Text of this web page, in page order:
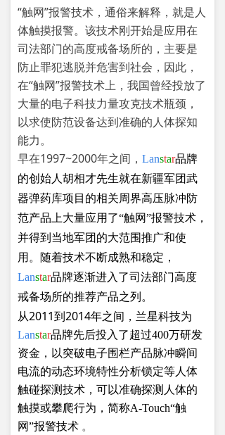
“触网”报警技术，通俗来解释，就是人
体触摸报警。该技术刚开始是应用在
司法部门的高度戒备场所的，主要是
防止罪犯逃脱并危害到社会，因此，
在“触网”报警技术上，我国曾经投放了
大量的电子科技力量攻克技术瓶颈，
以求使防范设备达到准确的人体探知
能力。
早在1997~2000年之间， Lanstar品牌
的创始人胡相才先生就在新疆军团武
器弹药库项目的相关周界高压脉冲防
范产品上大量应用了“触网”报警技术，
并得到当地军团的大范围推广和使
用。随着技术不断成熟和稳定，
Lanstar品牌逐渐进入了司法部门高度
戒备场所的推荐产品之列。
从2011到2014年之间，兰星科技为
Lanstar品牌先后投入了超过400万研发
资金，以突破电子围栏产品脉冲瞬间
电流的动态环境特性分析锁定等人体
触碰探测技术，可以准确探测人体的
触摸或攀爬行为，简称A-Touch“触
网”报警技术 。